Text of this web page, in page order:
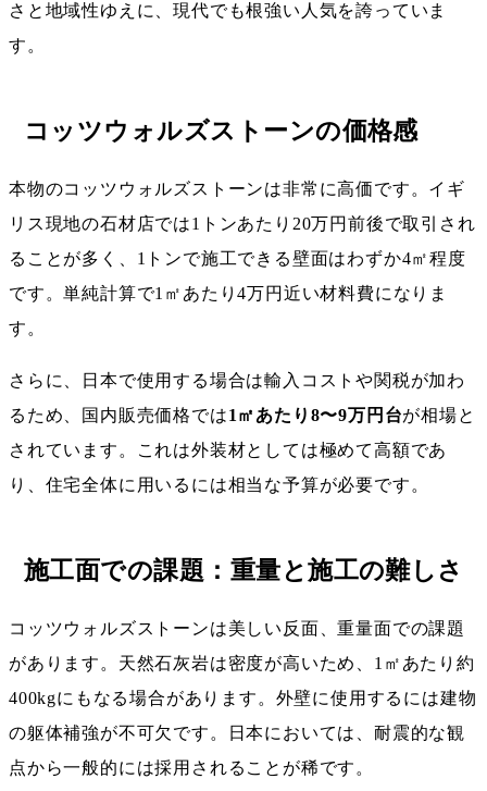
さと地域性ゆえに、現代でも根強い人気を誇っていま
す。
コッツウォルズストーンの価格感
本物のコッツウォルズストーンは非常に高価です。イギ
リス現地の石材店では1トンあたり20万円前後で取引され
ることが多く、1トンで施工できる壁面はわずか4㎡程度
です。単純計算で1㎡あたり4万円近い材料費になりま
す。
さらに、日本で使用する場合は輸入コストや関税が加わ
るため、国内販売価格では1㎡あたり8〜9万円台が相場と
されています。これは外装材としては極めて高額であ
り、住宅全体に用いるには相当な予算が必要です。
施工面での課題：重量と施工の難しさ
コッツウォルズストーンは美しい反面、重量面での課題
があります。天然石灰岩は密度が高いため、1㎡あたり約
400kgにもなる場合があります。外壁に使用するには建物
の躯体補強が不可欠です。日本においては、耐震的な観
点から一般的には採用されることが稀です。